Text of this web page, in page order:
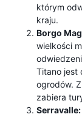
którym
kraju.
Borgo
wielkości
Titano jest
ogrodów.
zabiera
Serravalle: